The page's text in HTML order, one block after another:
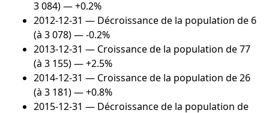
3 084) — +0.2%
2012-12-31 — Décroissance de la population de 6
(à 3 078) — -0.2%
2013-12-31 — Croissance de la population de 77
(à 3 155) — +2.5%
2014-12-31 — Croissance de la population de 26
(à 3 181) — +0.8%
2015-12-31 — Décroissance de la population de